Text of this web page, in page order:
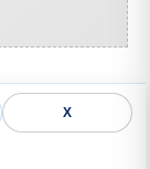
X